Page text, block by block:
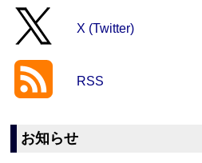
X (Twitter)
RSS
お知らせ